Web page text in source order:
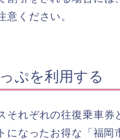
意ください。
ぷを利用する
それぞれの往復乗車
になったお得な「福岡